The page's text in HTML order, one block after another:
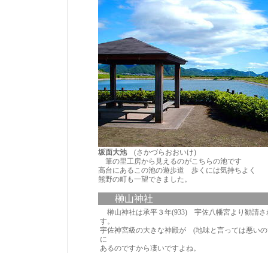
坂面大池(さかづらおおいけ)
筆の里工房から見えるのがこちらの池です
高台にあるこの池の遊歩道 歩くには気持ちよく
熊野の町も一望できました。
榊山神社
榊山神社は承平３年(933) 宇佐八幡宮より勧請さ
す。
宇佐神宮級の大きな神殿が (地味と言っては悪い
に
あるのですから凄いですよね。